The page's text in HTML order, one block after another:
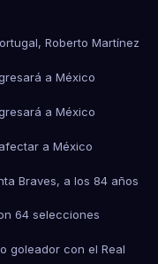
Roberto Martínez
a México
a México
a México
Braves, a los 84 años
64 selecciones
goleador con el Real